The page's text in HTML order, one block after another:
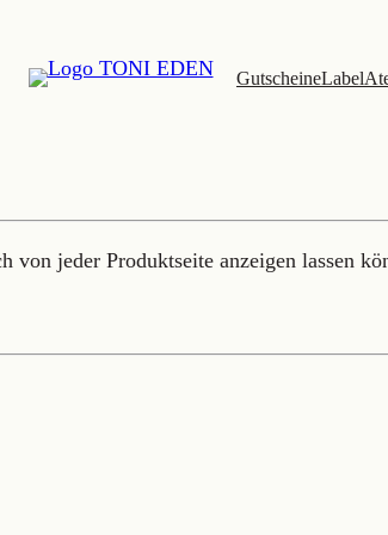
GutscheineLabel
von jeder Produktseite anzeigen lassen